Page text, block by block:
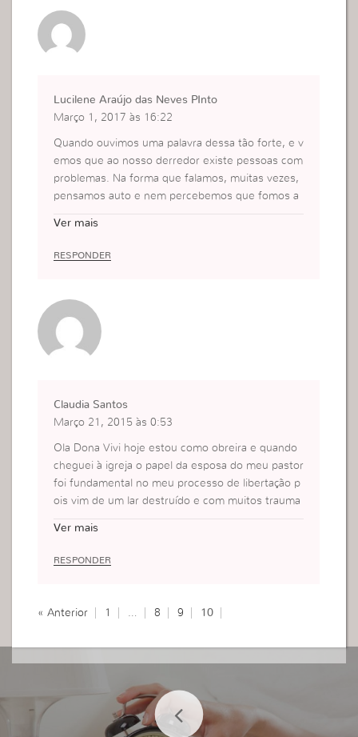
Lucilene Araújo das Neves PInto
Março 1, 2017 às 16:22
Quando ouvimos uma palavra dessa tão forte, e v
emos que ao nosso derredor existe pessoas com
problemas. Na forma que falamos, muitas vezes,
pensamos auto e nem percebemos que fomos a
da. Para podermos ajudas essas pessoas que sof
rem tanto.
Ver mais
RESPONDER
Claudia Santos
Março 21, 2015 às 0:53
Ola Dona Vivi hoje estou como obreira e quando
cheguei à igreja o papel da esposa do meu pastor
foi fundamental no meu processo de libertação p
ois vim de um lar destruído e com muitos trauma
Ver mais
RESPONDER
« Anterior 1 … 8 9 10